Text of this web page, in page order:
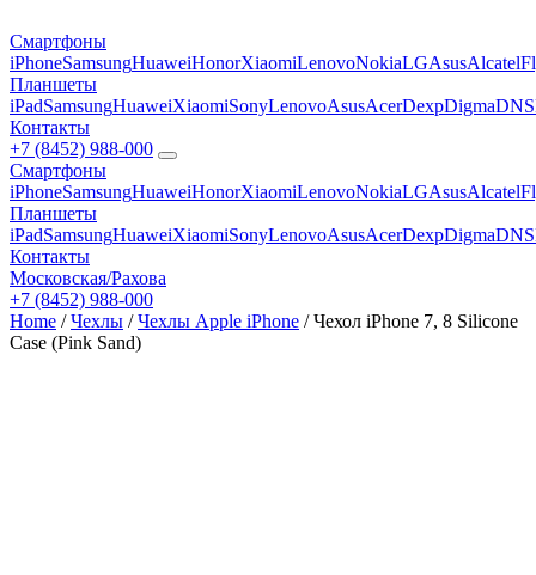
Смартфоны
iPhoneSamsungHuaweiHonorXiaomiLenovoNokiaLGAsusAlcatel
Планшеты
iPadSamsungHuaweiXiaomiSonyLenovoAsusAcerDexpDigmaDNS
Контакты
+7 (8452) 988-000
Смартфоны
iPhoneSamsungHuaweiHonorXiaomiLenovoNokiaLGAsusAlcatel
Планшеты
iPadSamsungHuaweiXiaomiSonyLenovoAsusAcerDexpDigmaDNS
Контакты
Московская/Рахова
+7 (8452) 988-000
Home /Чехлы /Чехлы Apple iPhone / Чехол iPhone 7, 8 Silicone
Case (Pink Sand)